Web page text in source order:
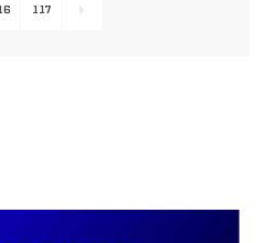
117